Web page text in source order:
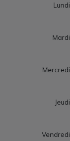
Lundi
Mardi
Mercredi
Jeudi
Vendredi